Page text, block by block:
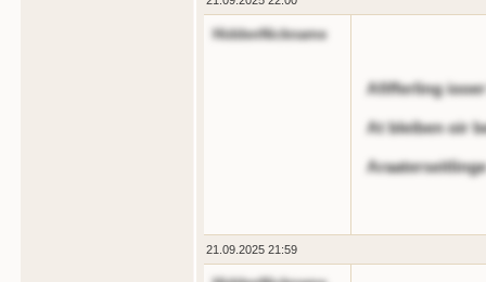
HiddenNickname
Afifferling
At bleiben oir
Araaterseitlinge
21.09.2025 21:59